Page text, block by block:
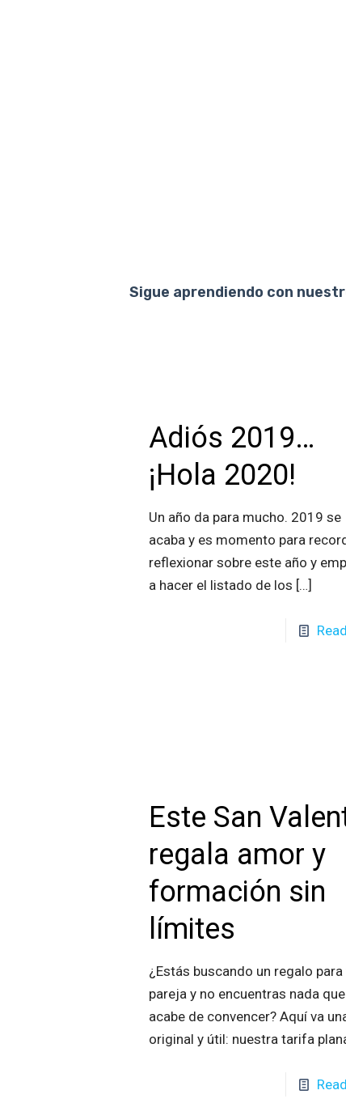
Sigue aprendiendo con
Adiós 2019…
¡Hola 2020!
Un año da para mucho. 2019 se
acaba y es momento para
reflexionar sobre este año y
a hacer el listado de los […]
Este San
regala amor y
formación sin
límites
¿Estás buscando un regalo para
pareja y no encuentras nada
acabe de convencer? Aquí va
original y útil: nuestra tarifa